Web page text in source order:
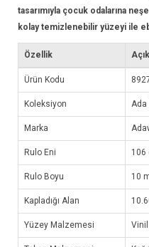
tasarımıyla çocuk odalarına
kolay temizlenebilir yüzeyi ile
Özellik
Ürün Kodu
Koleksiyon Ada
Marka
Rulo Eni 106
Rulo Boyu 10
Kapladığı Alan
Yüzey Malzemesi